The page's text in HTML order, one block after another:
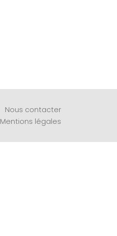
Nous contacter
Mentions légales